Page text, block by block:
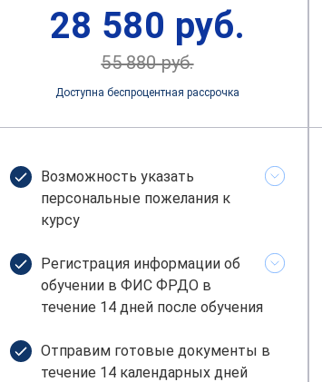
28 580 руб.
55 880 руб.
Доступна беспроцентная рассрочка
Возможность указать
персональные пожелания к
курсу
Регистрация информации об
обучении в ФИС ФРДО в
течение 14 дней после обучения
Отправим готовые документы в
течение 14 календарных дней